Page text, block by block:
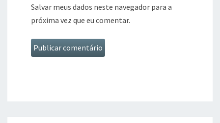
Salvar meus dados neste navegador para a
próxima vez que eu comentar.